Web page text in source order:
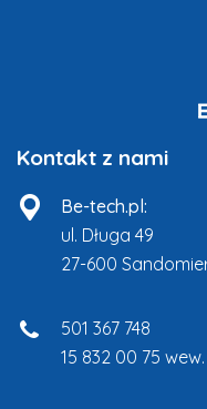
Kontakt z nami
Be-tech.pl:
ul. Długa 49
27-600
501 367 748
15 832 00 75 wew.